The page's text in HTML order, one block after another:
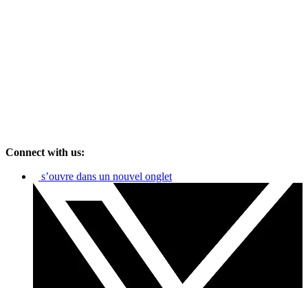
Connect with us:
s’ouvre dans un nouvel onglet